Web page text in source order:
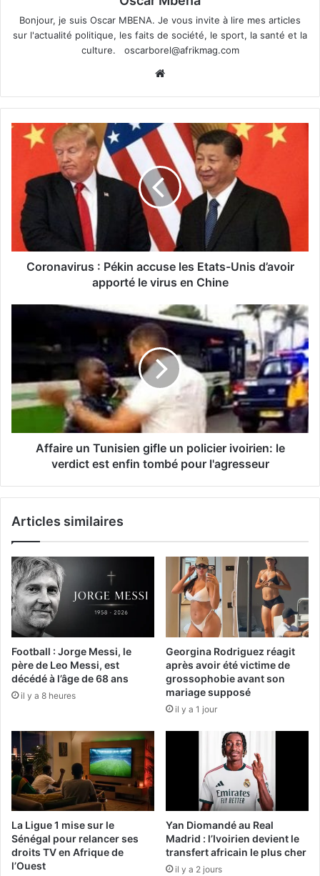
Bonjour, je suis Oscar MBENA. Je vous invite à lire mes articles
sur l'actualité politique, les faits de société, le sport, la santé et la
culture. oscarborel@afrikmag.com
Coronavirus : Pékin accuse les Etats-Unis d’avoir
apporté le virus en Chine
Affaire un Tunisien gifle un policier ivoirien: le
verdict est enfin tombé pour l'agresseur
Articles similaires
Football : Jorge Messi, le
père de Leo Messi, est
décédé à l’âge de 68 ans
il y a 8 heures
Georgina Rodriguez réagit
après avoir été victime de
grossophobie avant son
mariage supposé
il y a 1 jour
La Ligue 1 mise sur le
Sénégal pour relancer ses
droits TV en Afrique de
l’Ouest
Yan Diomandé au Real
Madrid : l’Ivoirien devient le
transfert africain le plus cher
il y a 2 jours